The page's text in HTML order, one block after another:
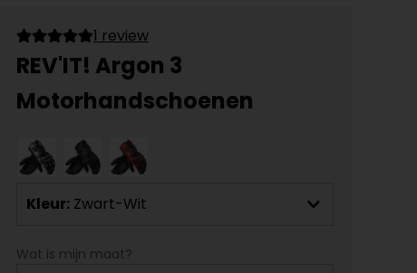
1 review
REV'IT! Argon 3
Motorhandschoenen
Kleur: Zwart-Wit
Wat is mijn maat?